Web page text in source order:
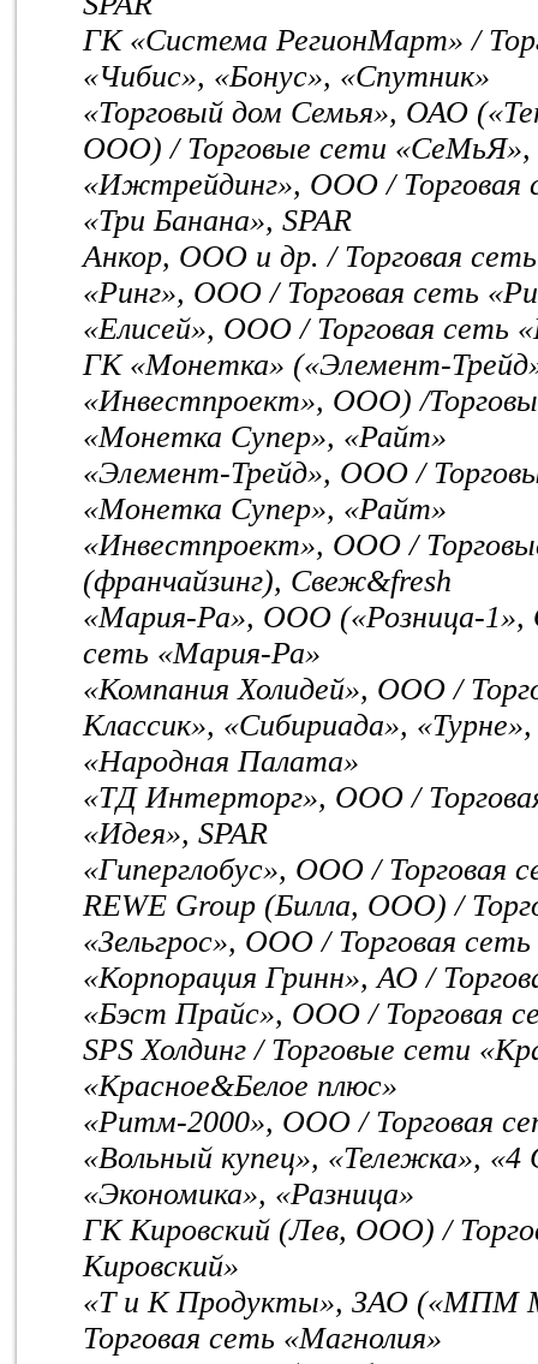
ГК «Система РегионМарт» /
«Чибис», «Бонус», «Спутник»
«Торговый дом Семья», ОАО
ООО) / Торговые сети «СеМьЯ»,
«Ижтрейдинг», ООО / Торговая
«Три Банана», SPAR
Анкор, ООО и др. / Торговая сеть
«Ринг», ООО / Торговая сеть
«Елисей», ООО / Торговая сеть
ГК «Монетка» («Элемент-
«Инвестпроект», ООО) /
«Монетка Супер», «Райт»
«Элемент-Трейд», ООО /
«Монетка Супер», «Райт»
«Инвестпроект», ООО /
(франчайзинг), Свеж&fresh
«Мария-Ра», ООО («Розница-1»,
сеть «Мария-Ра»
«Компания Холидей», ООО /
Классик», «Сибириада»,
«Народная Палата»
«ТД Интерторг», ООО /
«Идея», SPAR
«Гиперглобус», ООО / Торговая
REWE Group (Билла, ООО) /
«Зельгрос», ООО / Торговая
«Корпорация Гринн», АО /
«Бэст Прайс», ООО / Торговая
SPS Холдинг / Торговые сети
«Красное&Белое плюс»
«Ритм-2000», ООО / Торговая
«Вольный купец», «Тележка», «4
«Экономика», «Разница»
ГК Кировский (Лев, ООО) /
Кировский»
«Т и К Продукты», ЗАО («МПМ
Торговая сеть «Магнолия»